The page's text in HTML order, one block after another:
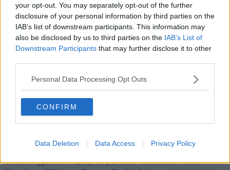
your opt-out. You may separately opt-out of the further
disclosure of your personal information by third parties on the
IAB’s list of downstream participants. This information may
also be disclosed by us to third parties on the IAB’s List of
Downstream Participants that may further disclose it to other
Personal Data Processing Opt Outs
CONFIRM
Data Deletion Data Access Privacy Policy
PROVINCIA DI MASSA-CARRARA —Questi i prezzi dei carburanti
rilevati al giorno 30 May 2026dalMinistero dello sviluppo
economico
Se vuoi leggere le notizie principali della Toscana iscriviti alla